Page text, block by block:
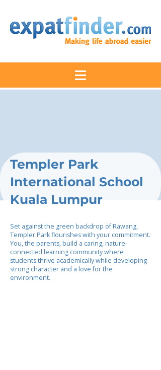
Templer Park
International School
Kuala Lumpur
Set against the green backdrop of Rawang,
Templer Park flourishes with your commitment.
You, the parents, build a caring, nature-
connected learning community where
students thrive academically while developing
strong character and a love for the
environment.